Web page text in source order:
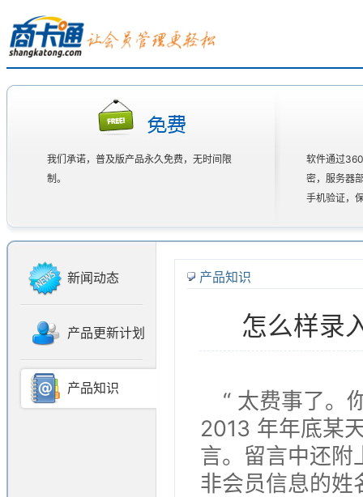
我们承诺，普及版产品永久免费，无时间限
制。
软件通过
密，服务器
手机验证，
新闻动态
产品更新计划
产品知识
产品知识
怎么样录
“ 太费事了。
2013 年年底某
言。留言中还附
非会员信息的姓